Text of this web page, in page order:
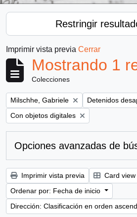
Restringir
Imprimir vista previa Cerrar
Mostrando 1
Colecciones
Remove filter:
Milschhe, Gabriele Remove filter:
Detenidos
Remove filter:
Con objetos digitales
Opciones avanzadas de
Imprimir vista previa Card view
Ordenar por: Fecha de inicio
Dirección: Clasificación en orden